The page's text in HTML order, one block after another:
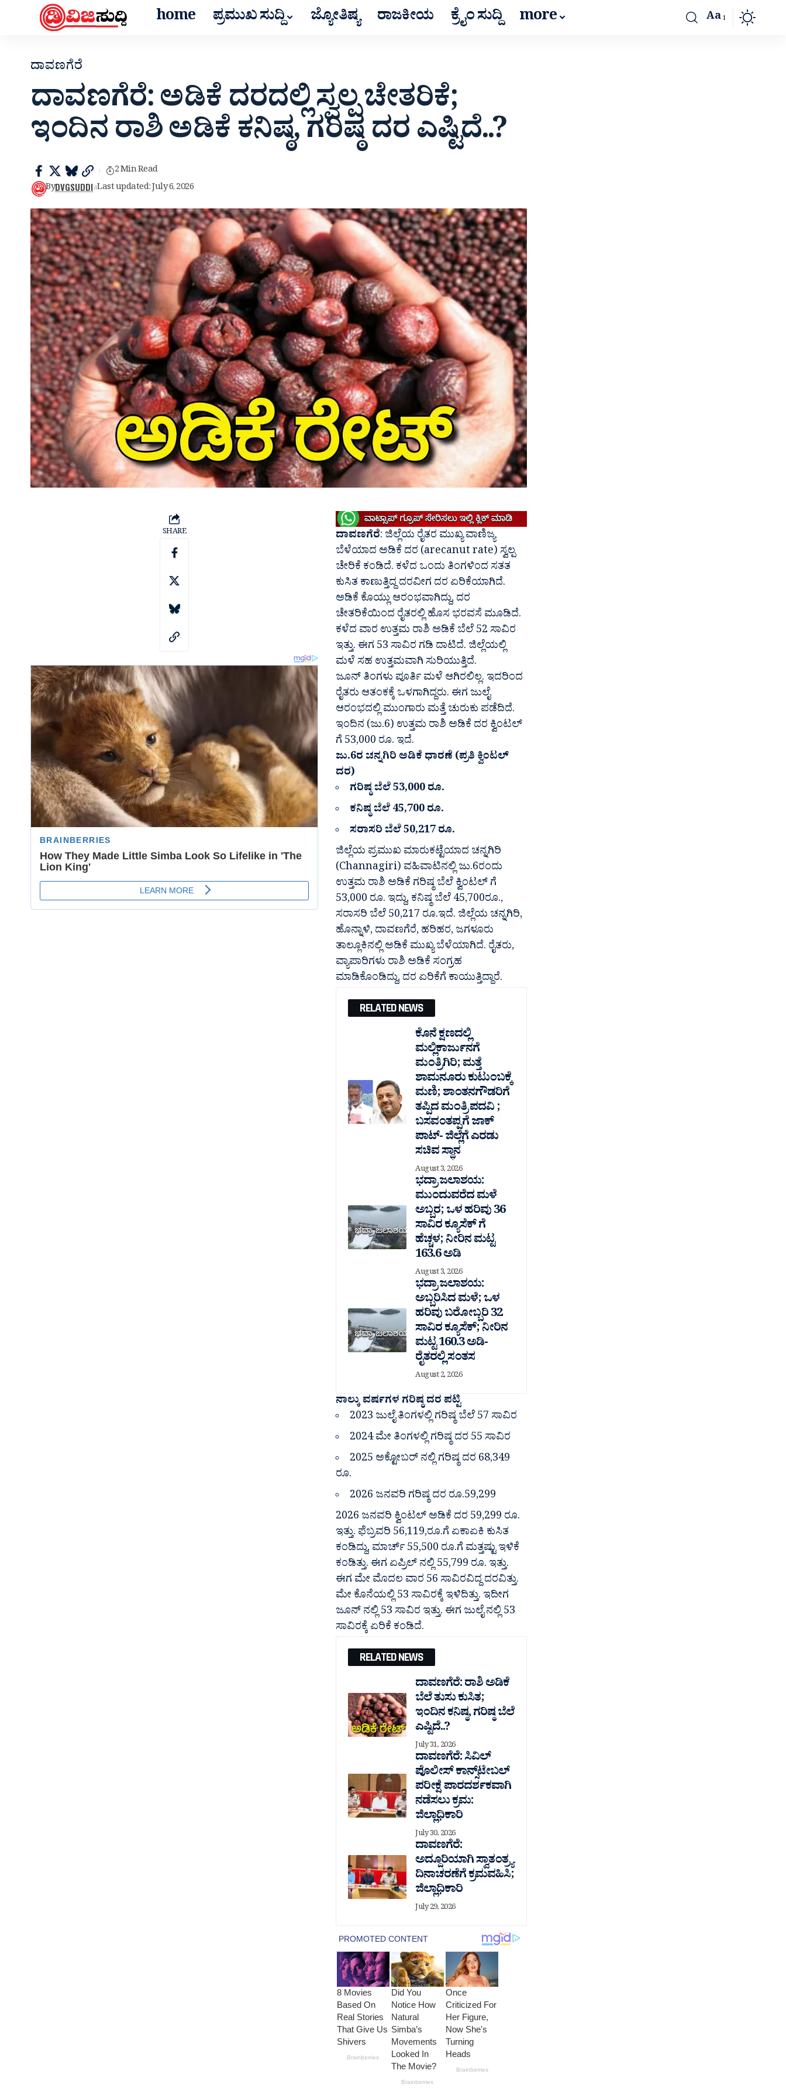
home ಪ್ರಮುಖ ಸುದ್ದಿ ಜ್ಯೋತಿಷ್ಯ ರಾಜಕೀಯ ಕ್ರೈಂ ಸುದ್ದಿ more Aa
ದಾವಣಗೆರೆ
ದಾವಣಗೆರೆ: ಅಡಿಕೆ ದರದಲ್ಲಿ ಸ್ವಲ್ಪ ಚೇತರಿಕೆ;
ಇಂದಿನ ರಾಶಿ ಅಡಿಕೆ ಕನಿಷ್ಠ, ಗರಿಷ್ಠ ದರ ಎಷ್ಟಿದೆ..?
ByDVGSUDDI Last updated: July 6, 2026
2 Min Read
SHARE ದಾವಣಗೆರೆ: ಜಿಲ್ಲೆಯ ರೈತರ ಮುಖ್ಯ ವಾಣಿಜ್ಯ
ಬೆಳೆಯಾದ ಅಡಿಕೆ ದರ (arecanut rate) ಸ್ವಲ್ಪ
ಚೇರಿಕೆ ಕಂಡಿದೆ. ಕಳೆದ ಒಂದು ತಿಂಗಳಿಂದ ಸತತ
ಕುಸಿತ ಕಾಣುತ್ತಿದ್ದ ದರವೀಗ ದರ ಏರಿಕೆಯಾಗಿದೆ.
ಅಡಿಕೆ ಕೊಯ್ಲು ಆರಂಭವಾಗಿದ್ದು, ದರ
ಚೇತರಿಕೆಯಿಂದ ರೈತರಲ್ಲಿ ಹೊಸ ಭರವಸೆ ಮೂಡಿದೆ.
ಕಳೆದ ವಾರ ಉತ್ತಮ ರಾಶಿ ಅಡಿಕೆ ಬೆಲೆ 52 ಸಾವಿರ
ಇತ್ತು. ಈಗ 53 ಸಾವಿರ ಗಡಿ ದಾಟಿದೆ. ಜಿಲ್ಲೆಯಲ್ಲಿ
ಮಳೆ ಸಹ ಉತ್ತಮವಾಗಿ‌‌ ಸುರಿಯುತ್ತಿದೆ.
ಜೂನ್ ತಿಂಗಳು ಪೂರ್ತಿ ಮಳೆ ಆಗಿರಲಿಲ್ಲ. ಇದರಿಂದ
ರೈತರು ಆತಂಕಕ್ಕೆ ಒಳಗಾಗಿದ್ದರು. ಈಗ ಜುಲೈ
ಆರಂಭದಲ್ಲಿ ಮುಂಗಾರು ಮತ್ತೆ ಚುರುಕು ಪಡೆದಿದೆ.
ಇಂದಿನ (ಜು.6) ಉತ್ತಮ ರಾಶಿ ಅಡಿಕೆ ದರ ಕ್ವಿಂಟಲ್
ಗೆ 53,000 ರೂ. ಇದೆ.
ಜು.6ರ ಚನ್ನಗಿರಿ ಅಡಿಕೆ ಧಾರಣೆ (ಪ್ರತಿ ಕ್ವಿಂಟಲ್
ದರ)
ಗರಿಷ್ಠ ಬೆಲೆ 53,000 ರೂ.
ಕನಿಷ್ಠ ಬೆಲೆ 45,700 ರೂ.
ಸರಾಸರಿ ಬೆಲೆ 50,217 ರೂ.
ಜಿಲ್ಲೆಯ ಪ್ರಮುಖ ಮಾರುಕಟ್ಟೆಯಾದ ಚನ್ನಗಿರಿ
(Channagiri) ವಹಿವಾಟಿನಲ್ಲಿ‌ ಜು.6ರಂದು
ಉತ್ತಮ ರಾಶಿ ಅಡಿಕೆ ಗರಿಷ್ಠ‌ ಬೆಲೆ ಕ್ವಿಂಟಲ್ ಗೆ
53,000 ರೂ. ಇದ್ದು, ಕನಿಷ್ಠ ಬೆಲೆ 45,700ರೂ.,
ಸರಾಸರಿ ಬೆಲೆ 50,217 ರೂ.‌ಇದೆ. ಜಿಲ್ಲೆಯ ಚನ್ನಗಿರಿ,
ಹೊನ್ನಾಳಿ, ದಾವಣಗೆರೆ, ಹರಿಹರ, ಜಗಳೂರು
ತಾಲ್ಲೂಕಿನಲ್ಲಿ ಅಡಿಕೆ ಮುಖ್ಯ ಬೆಳೆಯಾಗಿದೆ. ರೈತರು,
ವ್ಯಾಪಾರಿಗಳು ರಾಶಿ ಅಡಿಕೆ ಸಂಗ್ರಹ
ಮಾಡಿಕೊಂಡಿದ್ದು, ದರ ಏರಿಕೆಗೆ ಕಾಯುತ್ತಿದ್ದಾರೆ.
RELATED NEWS
ಕೊನೆ ಕ್ಷಣದಲ್ಲಿ
ಮಲ್ಲಿಕಾರ್ಜುನಗೆ
ಮಂತ್ರಿಗಿರಿ; ಮತ್ತೆ
ಶಾಮನೂರು ಕುಟುಂಬಕ್ಕೆ
ಮಣಿ; ಶಾಂತನಗೌಡರಿಗೆ
ತಪ್ಪಿದ ಮಂತ್ರಿ ಪದವಿ ;
ಬಸವಂತಪ್ಪಗೆ ಜಾಕ್
ಪಾಟ್- ಜಿಲ್ಲೆಗೆ ಎರಡು
ಸಚಿವ ಸ್ಥಾನ
August 3, 2026
ಭದ್ರಾ ಜಲಾಶಯ:
ಮುಂದುವರೆದ ಮಳೆ
ಅಬ್ಬರ; ಒಳ ಹರಿವು 36
ಸಾವಿರ‌ ಕ್ಯೂಸೆಕ್ ಗೆ
ಹೆಚ್ಚಳ; ನೀರಿನ ಮಟ್ಟ
163.6 ಅಡಿ
August 3, 2026
ಭದ್ರಾ ಜಲಾಶಯ:
ಅಬ್ಬರಿಸಿದ ಮಳೆ; ಒಳ
ಹರಿವು ಬರೋಬ್ಬರಿ 32
ಸಾವಿರ‌ ಕ್ಯೂಸೆಕ್; ನೀರಿನ
ಮಟ್ಟ 160.3 ಅಡಿ-
ರೈತರಲ್ಲಿ ಸಂತಸ
August 2, 2026
ನಾಲ್ಕು ವರ್ಷಗಳ ಗರಿಷ್ಠ ದರ ಪಟ್ಟಿ
2023 ಜುಲೈ ತಿಂಗಳಲ್ಲಿ ಗರಿಷ್ಠ ಬೆಲೆ 57 ಸಾವಿರ
2024 ಮೇ ತಿಂಗಳಲ್ಲಿ ಗರಿಷ್ಠ ದರ 55 ಸಾವಿರ
2025 ಅಕ್ಟೋಬರ್ ‌ನಲ್ಲಿ ಗರಿಷ್ಠ ದರ 68,349
ರೂ.
2026 ಜನವರಿ ಗರಿಷ್ಠ ದರ‌ ರೂ.59,299
2026 ಜನವರಿ ಕ್ವಿಂಟಲ್ ಅಡಿಕೆ ದರ 59,299 ರೂ.
ಇತ್ತು. ಫೆಬ್ರವರಿ 56,119,ರೂ.ಗೆ ಏಕಾಏಕಿ‌ ಕುಸಿತ
ಕಂಡಿದ್ದು, ಮಾರ್ಚ್ 55,500 ರೂ.ಗೆ ಮತ್ತಷ್ಟು‌ ಇಳಿಕೆ
ಕಂಡಿತ್ತು. ಈಗ ಏಪ್ರಿಲ್ ನಲ್ಲಿ 55,799 ರೂ. ಇತ್ತು.
ಈಗ ಮೇ ಮೊದಲ ವಾರ 56 ಸಾವಿರವಿದ್ದ ದರವಿತ್ತು.
ಮೇ ಕೊನೆಯಲ್ಲಿ 53 ಸಾವಿರಕ್ಕೆ ಇಳಿದಿತ್ತು. ಇದೀಗ
ಜೂನ್ ನಲ್ಲಿ 53 ಸಾವಿರ ಇತ್ತು. ಈಗ ಜುಲೈ ನಲ್ಲಿ 53
ಸಾವಿರಕ್ಕೆ ಏರಿಕೆ ಕಂಡಿದೆ.
RELATED NEWS
ದಾವಣಗೆರೆ: ರಾಶಿ ಅಡಿಕೆ
ಬೆಲೆ ತುಸು‌ ಕುಸಿತ;
ಇಂದಿನ ಕನಿಷ್ಠ, ಗರಿಷ್ಠ ಬೆಲೆ
ಎಷ್ಟಿದೆ..?
July 31, 2026
ದಾವಣಗೆರೆ: ಸಿವಿಲ್
ಪೊಲೀಸ್ ಕಾನ್ಸ್‌ಟೇಬಲ್
ಪರೀಕ್ಷೆ ಪಾರದರ್ಶಕವಾಗಿ
ನಡೆಸಲು ಕ್ರಮ:
ಜಿಲ್ಲಾಧಿಕಾರಿ
July 30, 2026
ದಾವಣಗೆರೆ:
ಅದ್ದೂರಿಯಾಗಿ ಸ್ವಾತಂತ್ರ್ಯ
ದಿನಾಚರಣೆಗೆ ಕ್ರಮವಹಿಸಿ;
ಜಿಲ್ಲಾಧಿಕಾರಿ
July 29, 2026